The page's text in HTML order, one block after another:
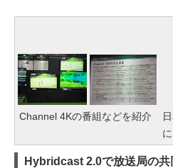
Channel 4Kの番組などを紹介
Hybridcast 2.0で放送局の